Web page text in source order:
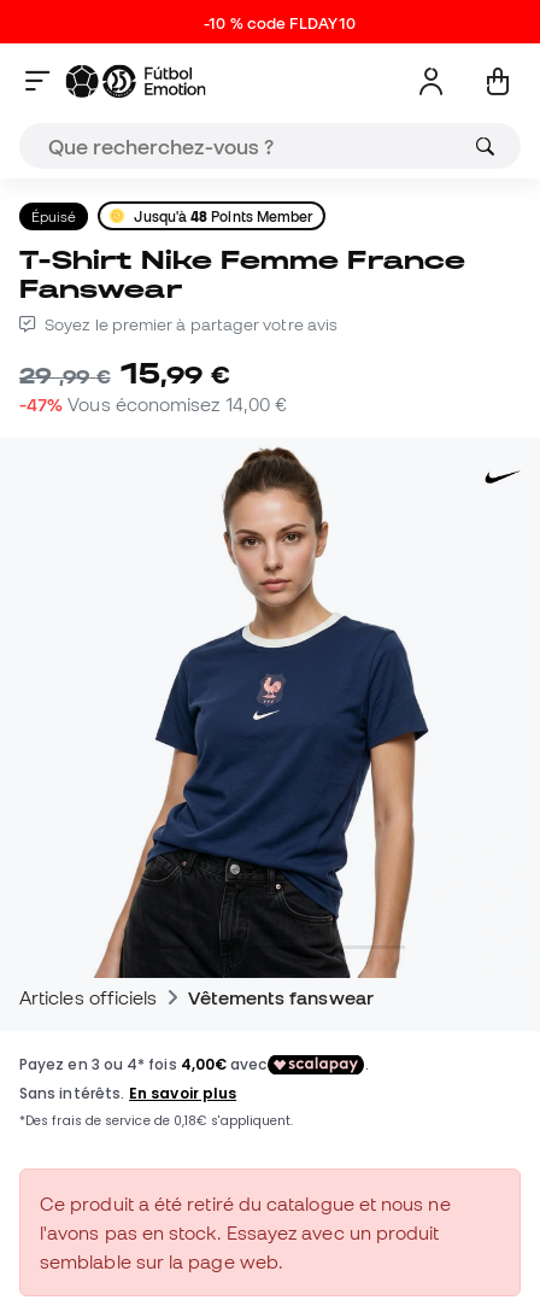
-10 % code FLDAY10
Épuisé Jusqu'à48 Points Member
T-Shirt Nike Femme France
Fanswear
Soyez le premier à partager votre avis
29,99 € 15,99 €
-47% Vous économisez 14,00 €
Articles officiels Vêtements fanswear
Ce produit a été retiré du catalogue et nous ne
l'avons pas en stock. Essayez avec un produit
semblable sur la page web.